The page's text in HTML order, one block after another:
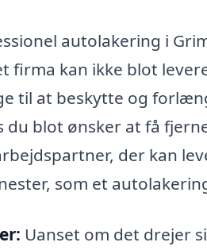
autolakering i
firma kan ikke blot
til at beskytte og
du blot ønsker at få
der kan
som et
Uanset om det drejer